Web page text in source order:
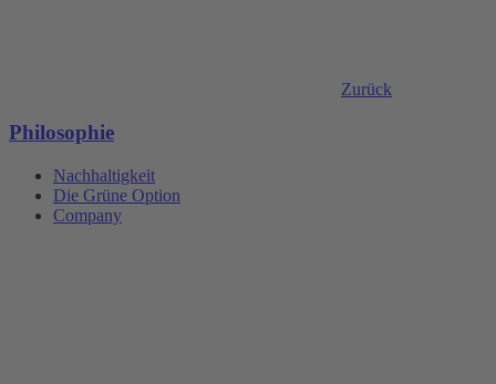
Zurück
Philosophie
Nachhaltigkeit
Die Grüne Option
Company